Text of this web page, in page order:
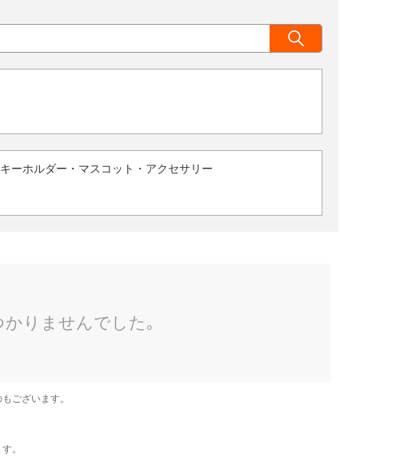
キーホルダー・マスコット・アクセサリー